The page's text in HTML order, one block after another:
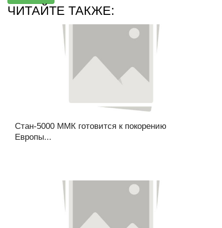
ЧИТАЙТЕ ТАКЖЕ:
Стан-5000 ММК готовится к покорению
Европы...